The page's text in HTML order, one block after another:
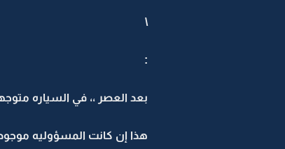
\
:
بعد العصر ،، في السياره
هذا إن كانت المسؤوليه